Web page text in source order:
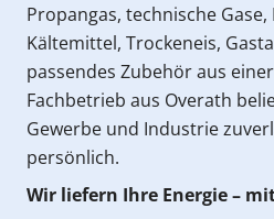
Propangas, technische
Kältemittel, Trockeneis,
passendes Zubehör aus
Fachbetrieb aus Overath
Gewerbe und Industrie
persönlich.
Wir liefern Ihre Energie –